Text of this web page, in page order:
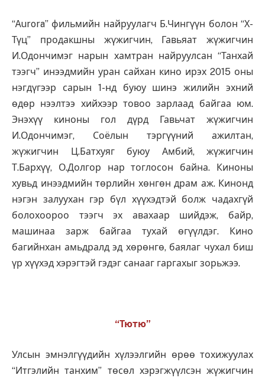
“Aurora” фильмийн найруулагч Б.Чингүүн болон “Х-
Түц” продакшны жүжигчин, Гавьяат жүжигчин
И.Одончимэг нарын хамтран найруулсан “Танхай
тээгч” инээдмийн уран сайхан кино ирэх 2015 оны
нэгдүгээр сарын 1-нд буюу шинэ жилийн эхний
өдөр нээлтээ хийхээр товоо зарлаад байгаа юм.
Энэхүү киноны гол дүрд Гавьчат жүжигчин
И.Одончимэг, Соёлын тэргүүний ажилтан,
жүжигчин Ц.Батхуяг буюу Амбий, жүжигчин
Т.Бархүү, О.Долгор нар тоглосон байна. Киноны
хувьд инээдмийн төрлийн хөнгөн драм аж. Кинонд
нэгэн залуухан гэр бүл хүүхэдтэй болж чадахгүй
болохоороо тээгч эх авахаар шийдэж, байр,
машинаа зарж байгаа тухай өгүүлдэг. Кино
багийнхан амьдралд эд хөрөнгө, баялаг чухал биш
үр хүүхэд хэрэгтэй гэдэг санааг гаргахыг зорьжээ.
“Тютю”
Улсын эмнэлгүүдийн хүлээлгийн өрөө тохижуулах
“Итгэлийн танхим” төсөл хэрэгжүүлсэн жүжигчин